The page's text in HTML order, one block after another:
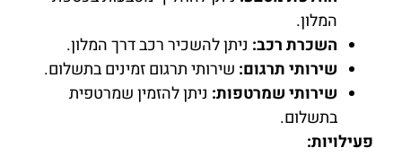
המלון.
השכרת רכב: ניתן להשכיר רכב דרך המלון.
שירותי תרגום: שירותי תרגום זמינים בתשלום.
שירותי שמרטפות: ניתן להזמין שמרטפית
בתשלום.
פעילויות: